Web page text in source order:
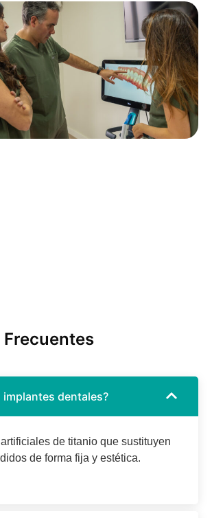
implantes dentales?
de titanio que sustituyen
de forma fija y estética.